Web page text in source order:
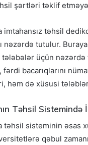
şərtləri təklif etməyə
imtahansız təhsil
nəzərdə tutulur.
üçün nəzərdə
fərdi bacarıqlarını
həm də xüsusi
Təhsil Sistemində
təhsil sisteminin əsas
qəbul